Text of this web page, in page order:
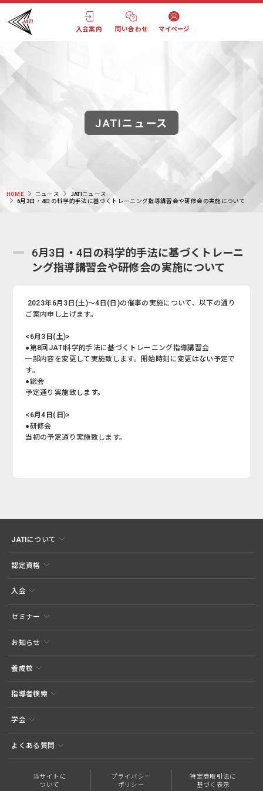
入会案内 問い合わせ マイページ
JATIニュース
HOME ニュース
JATIニュース
6月3日・4日の科学的手法に基づくトレーニング指導講習会や研修会の実施について
6月3日・4日の科学的手法に基づくトレーニ
ング指導講習会や研修会の実施について
2023年6月3日(土)～4日(日)の催事の実施について、以下の通り
ご案内申し上げます。
<6月3日(土)>
●第8回JATI科学的手法に基づくトレーニング指導講習会
一部内容を変更して実施致します。開始時刻に変更はない予定で
す。
●総会
予定通り実施致します。
<6月4日(日)>
●研修会
当初の予定通り実施致します。
JATIについて
認定資格
入会
セミナー
お知らせ
養成校
指導者検索
学会
よくある質問
当サイトに
ついて
プライバシー
ポリシー
特定商取引法に
基づく表示